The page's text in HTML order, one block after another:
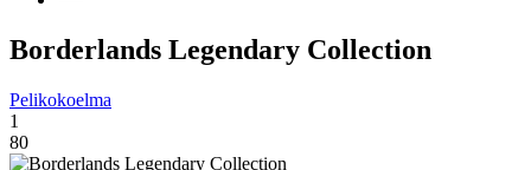
Borderlands Legendary Collection
Pelikokoelma
1
80